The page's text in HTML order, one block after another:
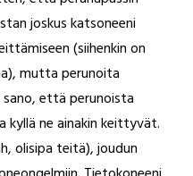
joskus katsoneeni
(siihenkin on
mutta perunoita
että perunoista
ne ainakin keittyvät.
olisipa teitä), joudun